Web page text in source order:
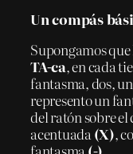
Un compás
Supongamos que
TA-ca, en cada
fantasma, dos,
represento un
del ratón sobre
acentuada (X),